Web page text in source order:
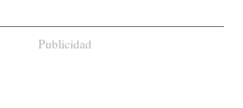
Publicidad